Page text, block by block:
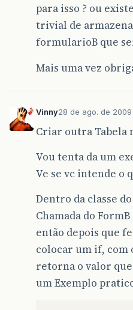
para isso ? ou
trivial de
formularioB que
Mais uma vez
Vinny28 de ago. de 2009
Criar outra Tabela
Vou tenta da um
Ve se vc intende o
Dentro da classe
Chamada do
então depois que
colocar um if, com
retorna o valor
um Exemplo